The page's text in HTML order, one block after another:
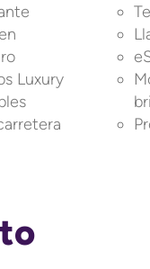
Luxury